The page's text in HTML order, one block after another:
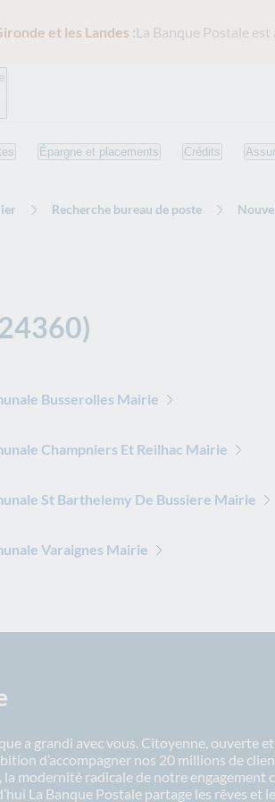
et les Landes :La Banque Postale est
Épargne et placements Crédits
Recherche bureau de poste
Busserolles Mairie
Champniers Et Reilhac Mairie
St Barthelemy De Bussiere Mairie
Varaignes Mairie
a grandi avec vous. Citoyenne, ouverte
d’accompagner nos 20 millions de
la modernité radicale de notre engagement
La Banque Postale partage les rêves et